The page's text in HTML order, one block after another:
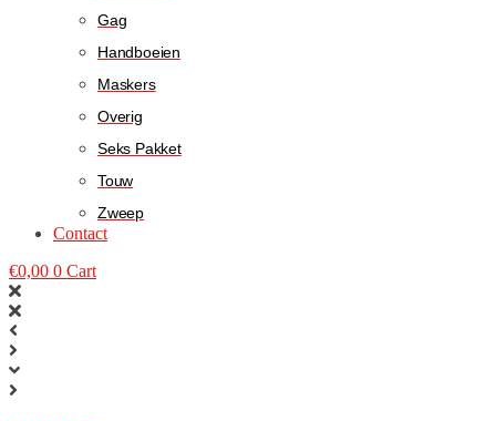
Gag
Handboeien
Maskers
Overig
Seks Pakket
Touw
Zweep
Contact
€0,00 0 Cart